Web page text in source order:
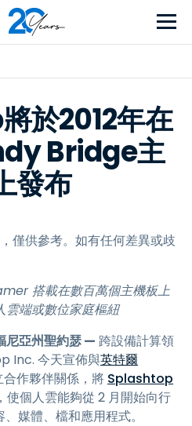
於2012年在
Bridge主
發布
僅供參考。如有任何差異或歧
搭載在數百萬個主機板上
雲端或數位家庭樞紐
尼亞州聖約瑟 — 跨設備計算領
Inc. 今天宣佈與英特爾
合作夥伴關係，將 Splashtop
使個人雲能夠從 2 月開始向行
媒體、檔和應用程式。